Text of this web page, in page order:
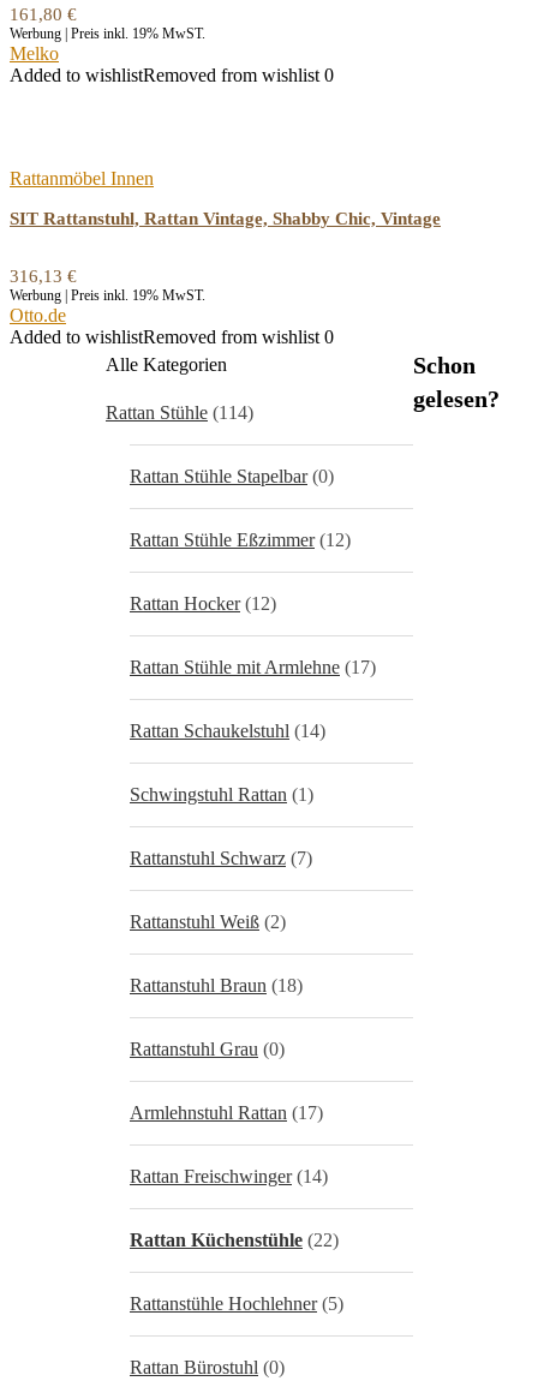
161,80 €
Werbung | Preis inkl. 19% MwST.
Melko
Added to wishlistRemoved from wishlist 0
Rattanmöbel Innen
SIT Rattanstuhl, Rattan Vintage, Shabby Chic, Vintage
316,13 €
Werbung | Preis inkl. 19% MwST.
Otto.de
Added to wishlistRemoved from wishlist 0
Alle Kategorien
Rattan Stühle (114)
Rattan Stühle Stapelbar (0)
Rattan Stühle Eßzimmer (12)
Rattan Hocker (12)
Rattan Stühle mit Armlehne (17)
Rattan Schaukelstuhl (14)
Schwingstuhl Rattan (1)
Rattanstuhl Schwarz (7)
Rattanstuhl Weiß (2)
Rattanstuhl Braun (18)
Rattanstuhl Grau (0)
Armlehnstuhl Rattan (17)
Rattan Freischwinger (14)
Rattan Küchenstühle (22)
Rattanstühle Hochlehner (5)
Rattan Bürostuhl (0)
Schon
gelesen?